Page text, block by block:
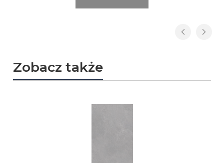
Zobacz także